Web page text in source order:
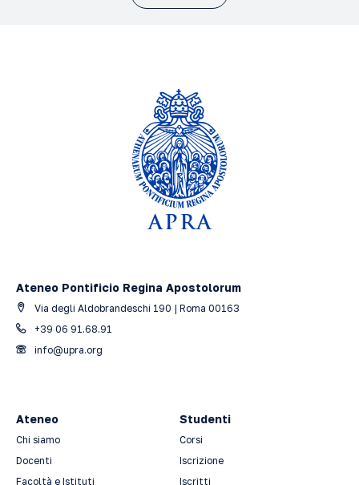
Ateneo Pontificio Regina Apostolorum
Via degli Aldobrandeschi 190 | Roma 00163
+39 06 91.68.91
info@upra.org
Ateneo
Chi siamo
Docenti
Facoltà e Istituti
Studenti
Corsi
Iscrizione
Iscritti